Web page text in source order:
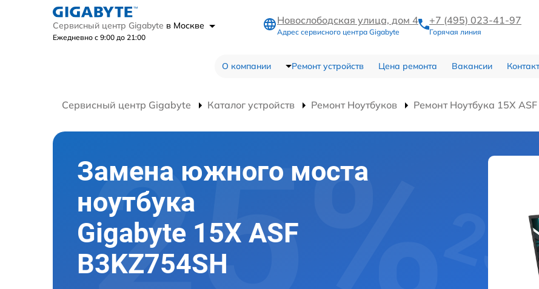
Сервисный центр Gigabyte в Москве
Ежедневно с 9:00 до 21:00
Новослободская улица, дом 4
Адрес сервисного центра Gigabyte
+7 (495) 023-41-97
Горячая линия
О компании Ремонт устройств Цена ремонта Вакансии
Сервисный центр Gigabyte Каталог устройств Ремонт Ноутбуков Ремонт Ноутбука 15X
Замена южного моста
ноутбука
Gigabyte 15X ASF
B3KZ754SH